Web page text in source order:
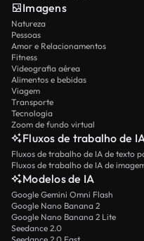
Imagens
Natureza
Pessoas
Amor e Relacionamentos
Fitness
Videografia aérea
Alimentos e bebidas
Viagem
Transporte
Tecnologia
Zoom de fundo virtual
Fluxos de trabalho de
Fluxos de trabalho de IA de texto
Fluxos de trabalho de IA de
Modelos de IA
Google Gemini Omni Flash
Google Nano Banana 2
Google Nano Banana 2 Lite
Seedance 2.0